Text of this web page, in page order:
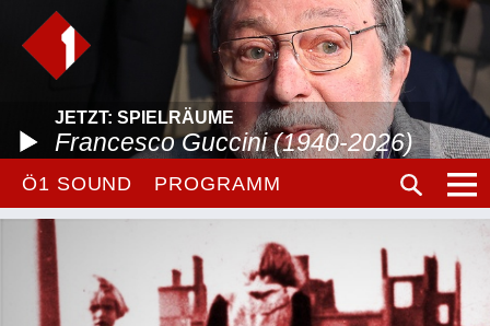
JETZT: SPIELRÄUME
Francesco Guccini (1940-2026)
Ö1 SOUND PROGRAMM